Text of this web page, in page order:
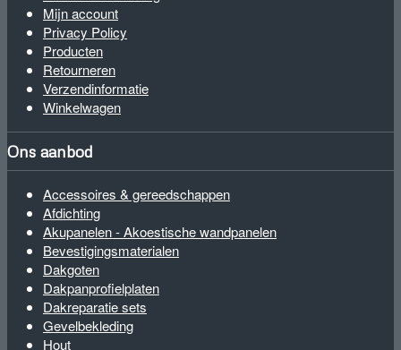
Mijn account
Privacy Policy
Producten
Retourneren
Verzendinformatie
Winkelwagen
Ons aanbod
Accessoires & gereedschappen
Afdichting
Akupanelen - Akoestische wandpanelen
Bevestigingsmaterialen
Dakgoten
Dakpanprofielplaten
Dakreparatie sets
Gevelbekleding
Hout